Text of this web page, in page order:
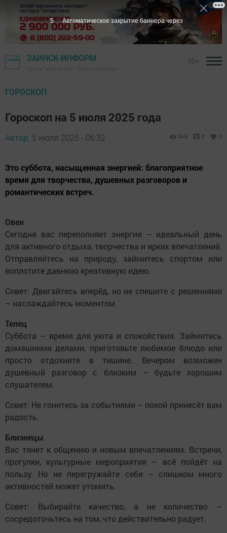
ЗАИНСК-ИНФОРМ
ГОРОСКОП
Гороскоп на 5 июля 2025 года
Автор, 5 июля 2025 - 06:32 849 0 0
Это суббота, насыщенная энергией: благоприятное
время для творчества, душевных разговоров и
романтических встреч.
Овен
Сегодня вас переполняет энергия – идеальный день
для активного отдыха, творчества и ярких впечатлений.
Отправляйтесь на природу, займитесь спортом или
воплотите давнюю креативную идею.
Совет: Двигайтесь вперёд, но не спешите с решениями
– наслаждайтесь моментом.
Телец
Суббота – время для уюта и спокойствия. Займитесь
домашними делами, приготовьте любимое блюдо или
просто отдохните в тишине. Вечером возможен
душевный разговор с близким – будьте хорошим
слушателем.
Совет: Не гонитесь за событиями – покой принесёт вам
радость.
Близнецы
Вас тянет к общению и новым впечатлениям. Встречи,
прогулки, культурные мероприятия – всё пойдёт на
пользу. Но не перегружайте себя – слишком много
активностей может утомить.
Совет: Выбирайте качество, а не количество –
сосредоточьтесь на том, что действительно радует.
4 Автоматическое закрытие баннера через